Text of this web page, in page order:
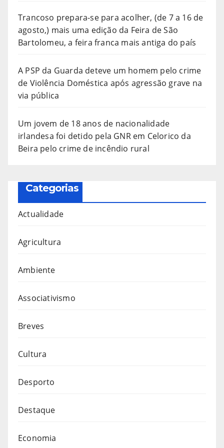
Trancoso prepara-se para acolher, (de 7 a 16 de
agosto,) mais uma edição da Feira de São
Bartolomeu, a feira franca mais antiga do país
A PSP da Guarda deteve um homem pelo crime
de Violência Doméstica após agressão grave na
via pública
Um jovem de 18 anos de nacionalidade
irlandesa foi detido pela GNR em Celorico da
Beira pelo crime de incêndio rural
Categorias
Actualidade
Agricultura
Ambiente
Associativismo
Breves
Cultura
Desporto
Destaque
Economia